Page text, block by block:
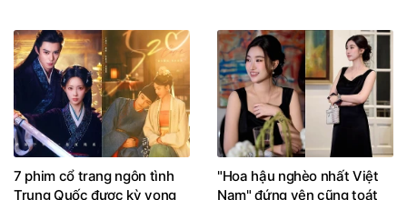
7 phim cổ trang ngôn tình
Trung Quốc được kỳ vọng
"Hoa hậu nghèo nhất Việt
Nam" đứng yên cũng toát